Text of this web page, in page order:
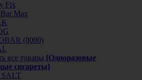
Fix
Max
(8000)
все товары [Одноразовые
сигареты]
SALT